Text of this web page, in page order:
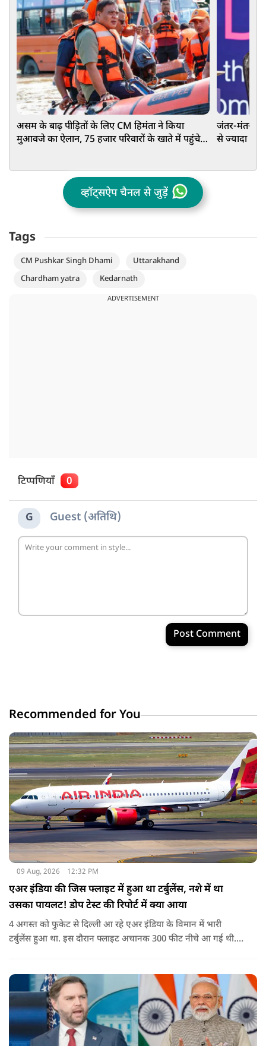
असम के बाढ़ पीड़ितों के लिए CM हिमंता ने किया
मुआवजे का ऐलान, 75 हजार परिवारों के खाते में पहुंचे
जंतर-मंतर पर
से ज्यादा
व्हॉट्सऐप चैनल से जुड़ें
Tags
CM Pushkar Singh Dhami
Uttarakhand
Chardham yatra
Kedarnath
ADVERTISEMENT
टिप्पणियाँ 0
G Guest (अतिथि)
Post Comment
Recommended for You
09 Aug, 2026 12:32 PM
एअर इंडिया की जिस फ्लाइट में हुआ था टर्बुलेंस, नशे में था
उसका पायलट! डोप टेस्ट की रिपोर्ट में क्या आया
4 अगस्त को फुकेट से दिल्ली आ रहे एअर इंडिया के विमान में भारी
टर्बुलेंस हुआ था. इस दौरान फ्लाइट अचानक 300 फीट नीचे आ गई थी.